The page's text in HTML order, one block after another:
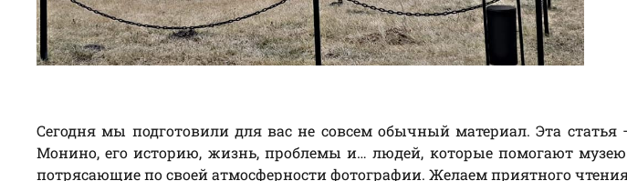
Сегодня мы подготовили для вас не совсем обычный материал. Эта
Монино, его историю, жизнь, проблемы и… людей, которые помогают
потрясающие по своей атмосферности фотографии. Желаем приятного